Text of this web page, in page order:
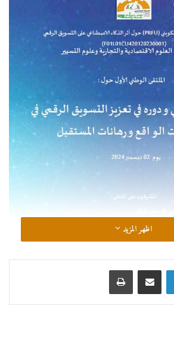
اظهر المزيد
لينكدإن مشاركة عبر البريد طباعة